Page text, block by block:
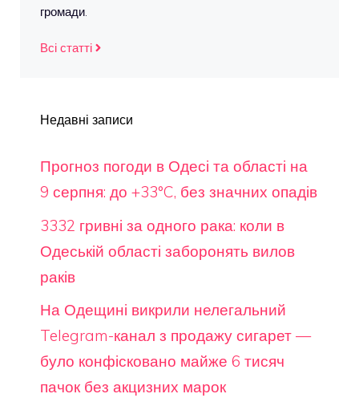
громади.
Всі статті
Недавні записи
Прогноз погоди в Одесі та області на
9 серпня: до +33°C, без значних опадів
3332 гривні за одного рака: коли в
Одеській області заборонять вилов
раків
На Одещині викрили нелегальний
Telegram-канал з продажу сигарет —
було конфісковано майже 6 тисяч
пачок без акцизних марок